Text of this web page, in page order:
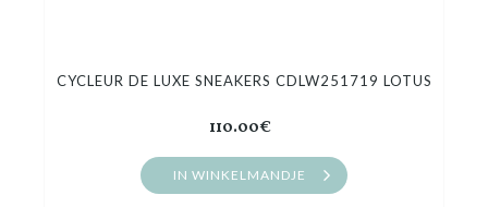
CYCLEUR DE LUXE SNEAKERS CDLW251719 LOTUS
110.00€
IN WINKELMANDJE